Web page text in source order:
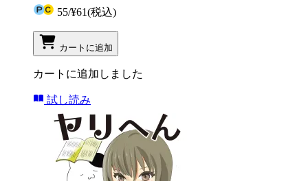
55/¥61(税込)
カートに追加
カートに追加しました
試し読み